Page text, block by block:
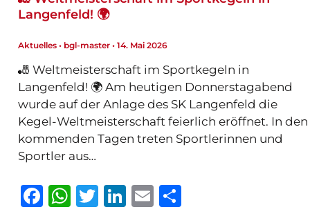
Langenfeld! 🌍
Aktuelles• bgl-master • 14. Mai 2026
🎳 Weltmeisterschaft im Sportkegeln in
Langenfeld! 🌍 Am heutigen Donnerstagabend
wurde auf der Anlage des SK Langenfeld die
Kegel-Weltmeisterschaft feierlich eröffnet. In den
kommenden Tagen treten Sportlerinnen und
Sportler aus…
F WT Li E T